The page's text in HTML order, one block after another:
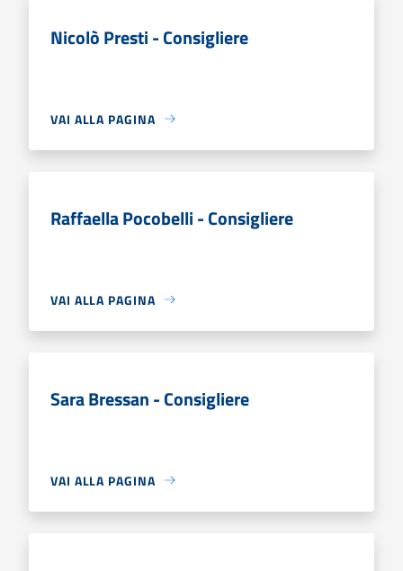
Nicolò Presti - Consigliere
VAI ALLA PAGINA
Raffaella Pocobelli - Consigliere
VAI ALLA PAGINA
Sara Bressan - Consigliere
VAI ALLA PAGINA